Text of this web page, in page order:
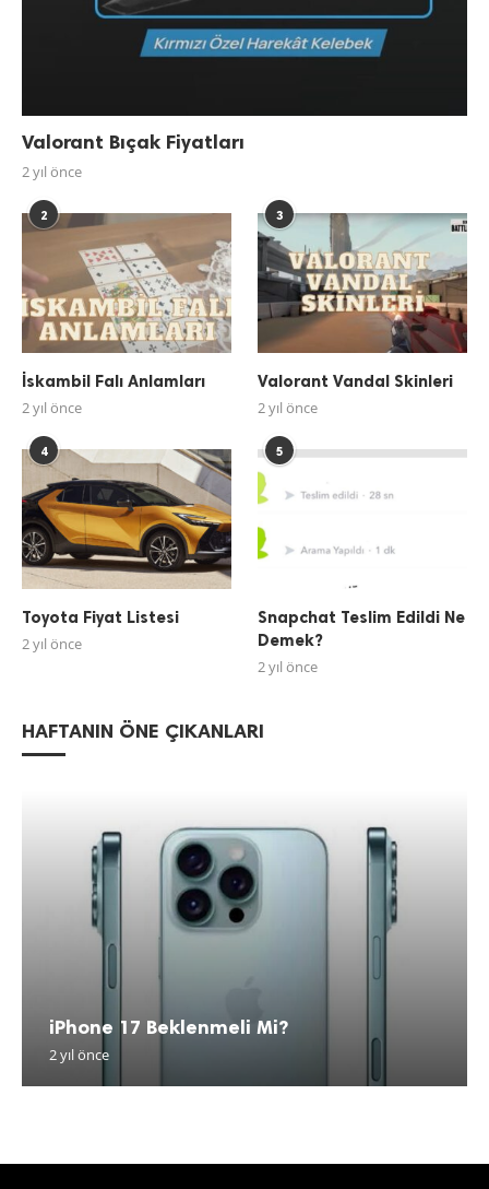
Valorant Bıçak Fiyatları
2 yıl önce
2
İskambil Falı Anlamları
2 yıl önce
3
Valorant Vandal Skinleri
2 yıl önce
4
Toyota Fiyat Listesi
2 yıl önce
5
Snapchat Teslim Edildi Ne
Demek?
2 yıl önce
HAFTANIN ÖNE ÇIKANLARI
iPhone 17 Beklenmeli Mi?
2 yıl önce